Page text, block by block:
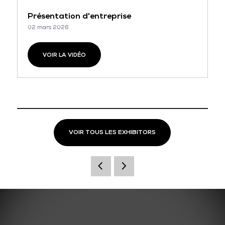
Présentation d'entreprise
02 mars 2026
VOIR LA VIDÉO
VOIR TOUS LES EXHIBITORS